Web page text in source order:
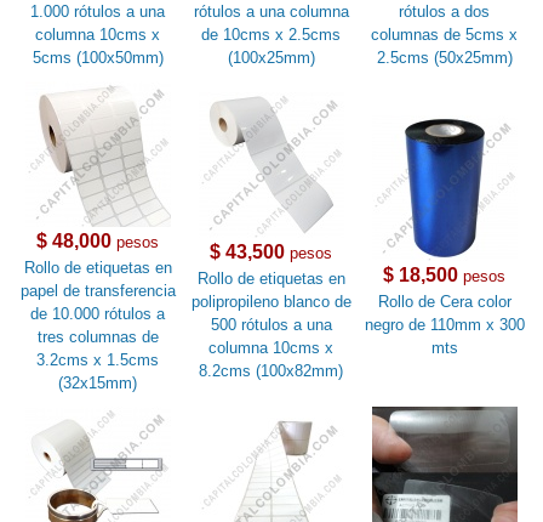
1.000 rótulos a una
columna 10cms x
5cms (100x50mm)
rótulos a una columna
de 10cms x 2.5cms
(100x25mm)
rótulos a dos
columnas de 5cms x
2.5cms (50x25mm)
$ 48,000 pesos
Rollo de etiquetas en
papel de transferencia
de 10.000 rótulos a
tres columnas de
3.2cms x 1.5cms
(32x15mm)
$ 43,500 pesos
Rollo de etiquetas en
polipropileno blanco de
500 rótulos a una
columna 10cms x
8.2cms (100x82mm)
$ 18,500 pesos
Rollo de Cera color
negro de 110mm x 300
mts